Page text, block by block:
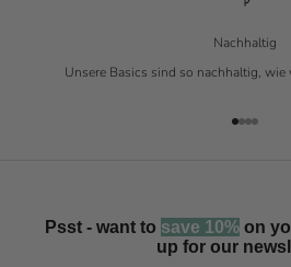
Nachhaltig
Unsere Basics sind so nachhaltig, wie
Gehe zu
Gehe zu
Gehe
Gehe
Psst - want to save 10%on
up for our